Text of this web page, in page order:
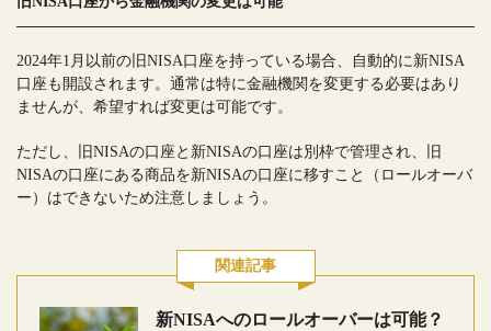
2024年1月以前の旧NISA口座を持っている場合、自動的に新NISA
口座も開設されます。通常は特に金融機関を変更する必要はあり
ませんが、希望すれば変更は可能です。
ただし、旧NISAの口座と新NISAの口座は別枠で管理され、旧
NISAの口座にある商品を新NISAの口座に移すこと（ロールオーバ
ー）はできないため注意しましょう。
関連記事
新NISAへのロールオーバーは可能？